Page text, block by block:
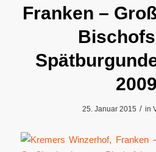
Franken –
2009
25. Januar 2015 / in